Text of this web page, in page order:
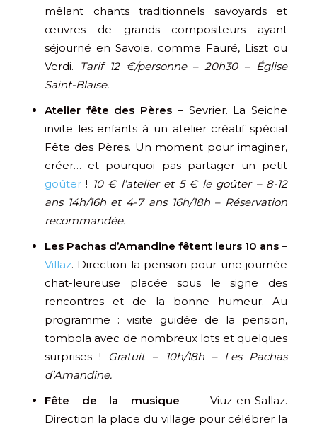
mêlant chants traditionnels savoyards et
œuvres de grands compositeurs ayant
séjourné en Savoie, comme Fauré, Liszt ou
Verdi.
Tarif 12 €/personne – 20h30 – Église
Saint-Blaise.
Atelier fête des Pères – Sevrier. La Seiche
invite les enfants à un atelier créatif spécial
Fête des Pères. Un moment pour imaginer,
créer… et pourquoi pas partager un petit
goûter ! 10 € l’atelier et 5 € le goûter – 8-12
ans 14h/16h et 4-7 ans 16h/18h – Réservation
recommandée.
Les Pachas d’Amandine fêtent leurs 10 ans –
Villaz. Direction la pension pour une journée
chat-leureuse placée sous le signe des
rencontres et de la bonne humeur. Au
programme : visite guidée de la pension,
tombola avec de nombreux lots et quelques
surprises ! Gratuit – 10h/18h – Les Pachas
d’Amandine.
Fête de la musique – Viuz-en-Sallaz.
Direction la place du village pour célébrer la